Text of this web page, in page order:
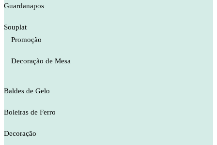
Guardanapos
Souplat
Promoção
Decoração de Mesa
Baldes de Gelo
Boleiras de Ferro
Decoração